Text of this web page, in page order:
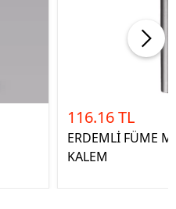
116.16 TL
ERDEMLİ FÜME
KALEM